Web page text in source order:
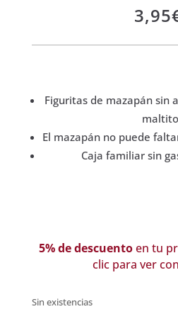
3,95
Figuritas de mazapán sin
El mazapán no puede
Caja familiar sin
5% de descuentoen tu
clic para ver
Sin existencias